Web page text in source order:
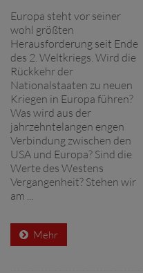
Europa steht vor seiner
wohl größten
Herausforderung seit Ende
des 2. Weltkriegs. Wird die
Rückkehr der
Nationalstaaten zu neuen
Kriegen in Europa führen?
Was wird aus der
jahrzehntelangen engen
Verbindung zwischen den
USA und Europa? Sind die
Werte des Westens
Vergangenheit? Stehen wir
am ...
Mehr